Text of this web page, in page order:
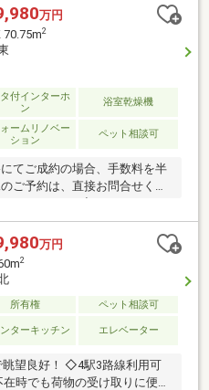
ビス有(一部有料)・フィット
用施設有・ペット飼育可(細則
分譲駐車場付住戸(車種によ
精算後)▼設備・浄水器・宅配
ご希望の住まい探
・・・物件の詳細・ご
わせください。
万円
70.75m2
付インターホ
ン
浴室乾燥機
ームリノベー
ション
ペット相談可
てご成約の場合、手数料を半
ご予約は、直接お問合せくだ
3108-3377◇タワマンなら
スカイツリーと東京タワーが
クでホテルライクな内装。
グ収納、SIC等収納スペースも
会社他旧分譲1，093戸のビッ
ットネスルームやゲストルー
東京メトロ丸の内線新宿御苑
＜新宿＞が徒歩圏内の好立
こだわりの内装や眺望をご覧
万円
2
所有権
ペット相談可
ターキッチン エレベーター
望良好！ ◇4駅3路線利用可
時でも荷物の受け取りに便利